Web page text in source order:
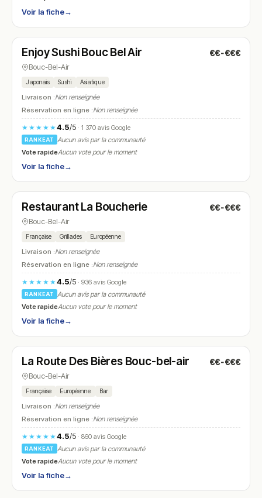
Voir la fiche→
N° 22
Enjoy Sushi Bouc Bel Air €€-€€€
Bouc-Bel-Air
Japonais Sushi Asiatique
Livraison :Non renseignée
Réservation en ligne :Non renseignée
★★★★★4.5/5· 1 370 avis Google
RANKEAT
Aucun avis par la communauté
Vote rapideAucun vote pour le moment
Voir la fiche→
N° 23
Restaurant La Boucherie €€-€€€
Bouc-Bel-Air
Française Grillades Européenne
Livraison :Non renseignée
Réservation en ligne :Non renseignée
★★★★★4.5/5· 936 avis Google
RANKEAT
Aucun avis par la communauté
Vote rapideAucun vote pour le moment
Voir la fiche→
N° 24
La Route Des Bières Bouc-bel-air €€-€€€
Bouc-Bel-Air
Française Européenne Bar
Livraison :Non renseignée
Réservation en ligne :Non renseignée
★★★★★4.5/5· 860 avis Google
RANKEAT
Aucun avis par la communauté
Vote rapideAucun vote pour le moment
Voir la fiche→